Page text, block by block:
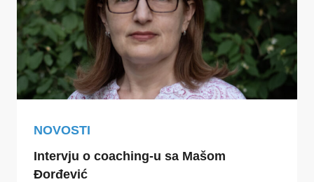
NOVOSTI
Intervju o coaching-u sa Mašom
Đorđević